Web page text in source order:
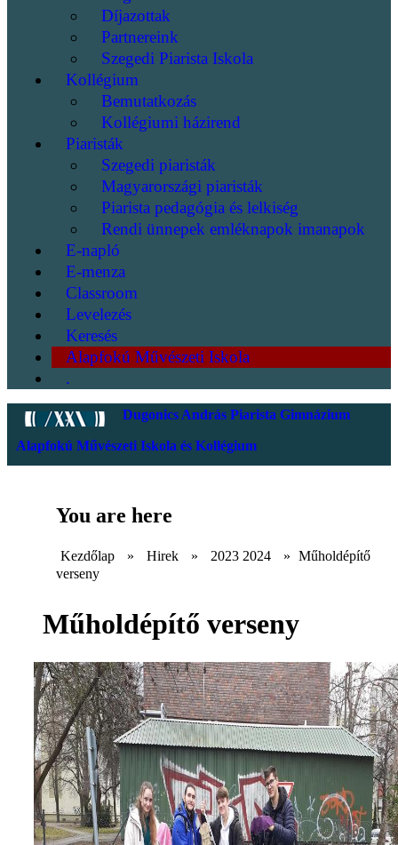
Díjazottak
Partnereink
Szegedi Piarista Iskola
Kollégium
Bemutatkozás
Kollégiumi házirend
Piaristák
Szegedi piaristák
Magyarországi piaristák
Piarista pedagógia és lelkiség
Rendi ünnepek emléknapok imanapok
E-napló
E-menza
Classroom
Levelezés
Keresés
Alapfokú Művészeti Iskola
.
Dugonics András Piarista Gimnázium
Alapfokú Művészeti Iskola és Kollégium
You are here
Kezdőlap » Hirek » 2023 2024 » Műholdépítő
verseny
Műholdépítő verseny